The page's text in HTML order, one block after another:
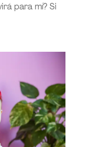
para mí? Si